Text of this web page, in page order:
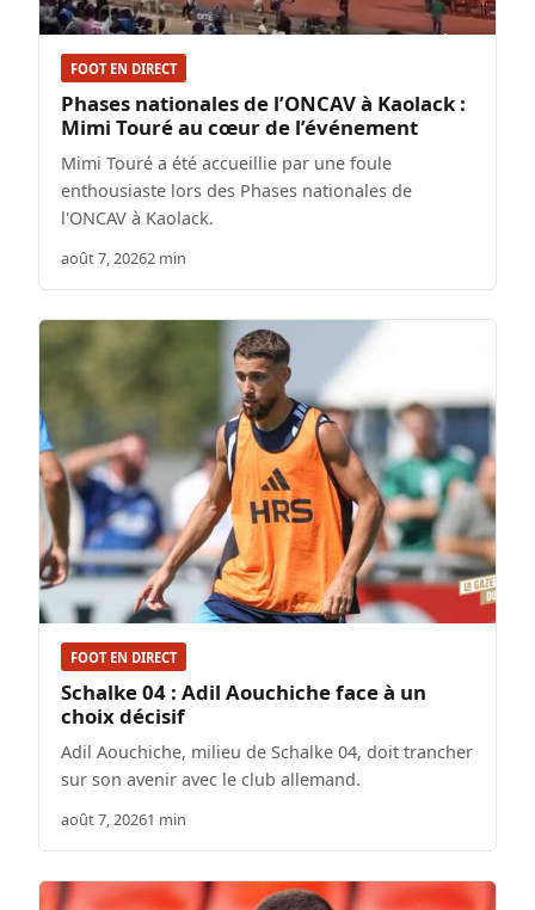
FOOT EN DIRECT
Phases nationales de l’ONCAV à Kaolack :
Mimi Touré au cœur de l’événement
Mimi Touré a été accueillie par une foule
enthousiaste lors des Phases nationales de
l'ONCAV à Kaolack.
août 7, 20262 min
FOOT EN DIRECT
Schalke 04 : Adil Aouchiche face à un
choix décisif
Adil Aouchiche, milieu de Schalke 04, doit trancher
sur son avenir avec le club allemand.
août 7, 20261 min